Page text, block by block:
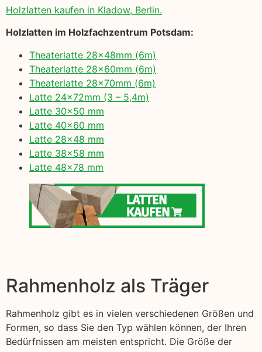
Holzlatten kaufen in Kladow, Berlin.
Holzlatten im Holzfachzentrum Potsdam:
Theaterlatte 28x48mm (6m)
Theaterlatte 28x60mm (6m)
Theaterlatte 28x70mm (6m)
Latte 24x72mm (3 – 5,4m)
Latte 30×50 mm
Latte 40×60 mm
Latte 28×48 mm
Latte 38×58 mm
Latte 48×78 mm
Rahmenholz als Träger
Rahmenholz gibt es in vielen verschiedenen Größen und
Formen, so dass Sie den Typ wählen können, der Ihren
Bedürfnissen am meisten entspricht. Die Größe der